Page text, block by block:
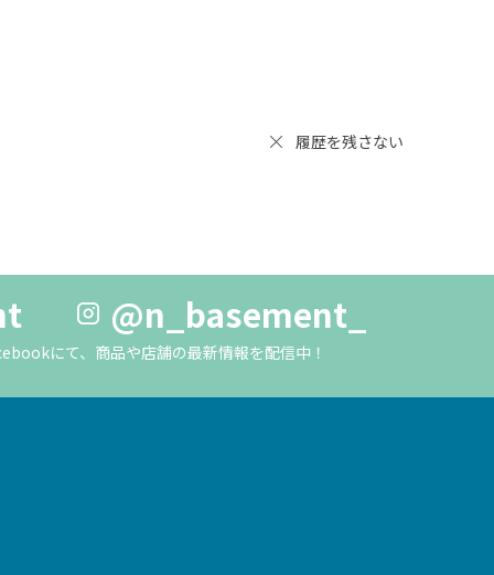
履歴を残さない
@n_basement_
にて、商品や店舗の最新情報を配信中！